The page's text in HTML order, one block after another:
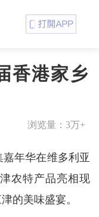
香港家乡
浏览量： 3万+
年华在维多利亚
农特产品亮相现
的美味盛宴。